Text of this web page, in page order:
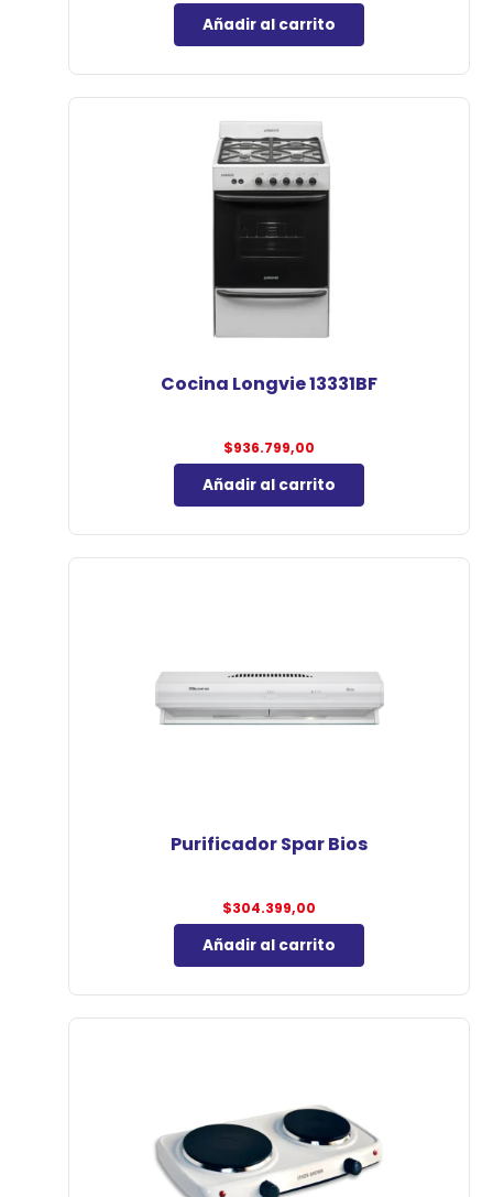
Añadir al carrito
Cocina Longvie 13331BF
$936.799,00
Añadir al carrito
Purificador Spar Bios
$304.399,00
Añadir al carrito